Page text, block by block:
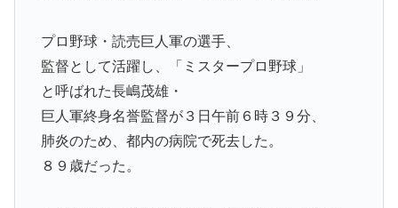
プロ野球・読売巨人軍の選手、
監督として活躍し、「ミスタープロ野球」
と呼ばれた長嶋茂雄・
巨人軍終身名誉監督が３日午前６時３９分、
肺炎のため、都内の病院で死去した。
８９歳だった。